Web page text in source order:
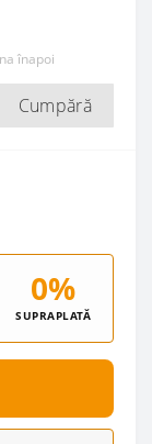
înapoi
Cumpără
0%
SUPRAPLATĂ